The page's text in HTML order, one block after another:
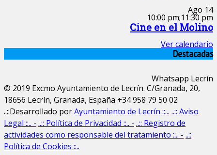
Ago 14
10:00 pm;11:30 pm
Cine en el Molino
Ver calendario
Destacadas
Whatsapp Lecrín
© 2019 Excmo Ayuntamiento de Lecrín. C/Granada, 20,
18656 Lecrín, Granada, España +34 958 79 50 02
..::Desarrollado porAyuntamiento de Lecrín ::... ..:: Aviso
Legal ::.. - ..:: Política de Privacidad ::.. - ..:: Registro de
actividades como responsable del tratamiento ::.. - ..::
Política de Cookies ::..